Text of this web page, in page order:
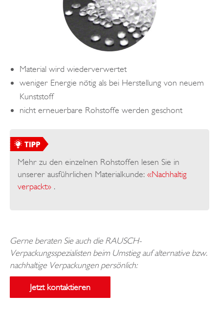
Material wird wiederverwertet
weniger Energie nötig als bei Herstellung von neuem
Kunststoff
nicht erneuerbare Rohstoffe werden geschont
Mehr zu den einzelnen Rohstoffen lesen Sie in
unserer ausführlichen Materialkunde: «Nachhaltig
verpackt» .
Gerne beraten Sie auch die RAUSCH-
Verpackungsspezialisten beim Umstieg auf alternative bzw.
nachhaltige Verpackungen persönlich:
Jetzt kontaktieren